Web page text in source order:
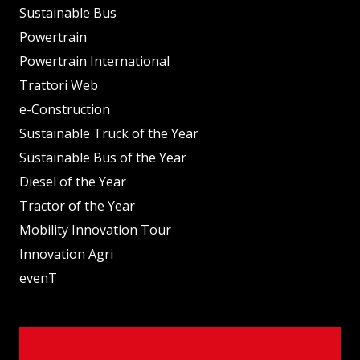
Sustainable Bus
Powertrain
Powertrain International
Trattori Web
e-Construction
Sustainable Truck of the Year
Sustainable Bus of the Year
Diesel of the Year
Tractor of the Year
Mobility Innovation Tour
Innovation Agri
evenT